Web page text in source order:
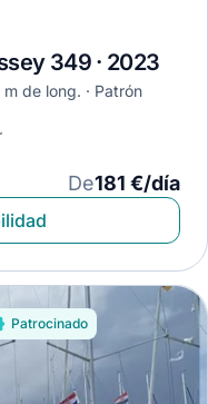
349 · 2023
m de long.
Patrón
De181 €/día
Patrocinado